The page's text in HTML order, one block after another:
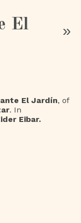
»
El
El Jardín, of
. In
Eibar.